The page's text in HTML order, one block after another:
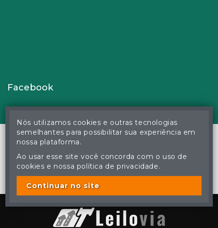
Facebook
© Gustavo Correa Pereira da Silva - Leiloeiro Público Oficial -
Matrícula nº 26 JUCEMS - Todos os direitos reservados
A cópia ou reprodução não autorizada do conteúdo deste site
poderá acarretar em penas previstas em lei.
Nós utilizamos cookies e outras tecnologias
semelhantes para possibilitar sua experiência em
nossa plataforma.
Ao usar esse site você concorda com o uso de
cookies e nossa política de privacidade.
Continuar no site